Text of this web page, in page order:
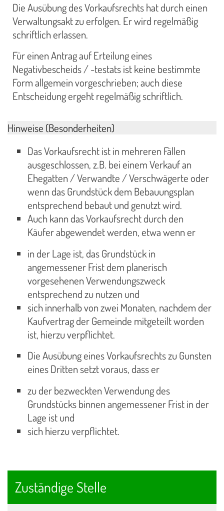
Die Ausübung des Vorkaufsrechts hat durch einen
Verwaltungsakt zu erfolgen. Er wird regelmäßig
schriftlich erlassen.
Für einen Antrag auf Erteilung eines
Negativbescheids / -testats ist keine bestimmte
Form allgemein vorgeschrieben; auch diese
Entscheidung ergeht regelmäßig schriftlich.
Hinweise (Besonderheiten)
Das Vorkaufsrecht ist in mehreren Fällen
ausgeschlossen, z.B. bei einem Verkauf an
Ehegatten / Verwandte / Verschwägerte oder
wenn das Grundstück dem Bebauungsplan
entsprechend bebaut und genutzt wird.
Auch kann das Vorkaufsrecht durch den
Käufer abgewendet werden, etwa wenn er
in der Lage ist, das Grundstück in
angemessener Frist dem planerisch
vorgesehenen Verwendungszweck
entsprechend zu nutzen und
sich innerhalb von zwei Monaten, nachdem der
Kaufvertrag der Gemeinde mitgeteilt worden
ist, hierzu verpflichtet.
Die Ausübung eines Vorkaufsrechts zu Gunsten
eines Dritten setzt voraus, dass er
zu der bezweckten Verwendung des
Grundstücks binnen angemessener Frist in der
Lage ist und
sich hierzu verpflichtet.
Zuständige Stelle